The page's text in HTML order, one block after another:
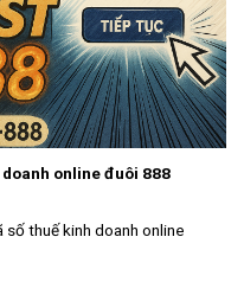
online đuôi 888
số thuế kinh doanh online